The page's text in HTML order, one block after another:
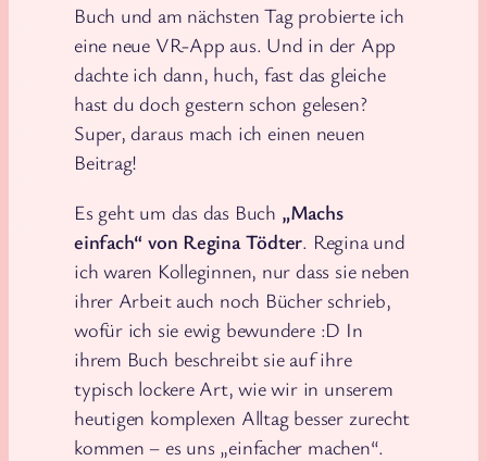
Buch und am nächsten Tag probierte ich
eine neue VR-App aus. Und in der App
dachte ich dann, huch, fast das gleiche
hast du doch gestern schon gelesen?
Super, daraus mach ich einen neuen
Beitrag!
Es geht um das das Buch „Machs
einfach“ von Regina Tödter. Regina und
ich waren Kolleginnen, nur dass sie neben
ihrer Arbeit auch noch Bücher schrieb,
wofür ich sie ewig bewundere :D In
ihrem Buch beschreibt sie auf ihre
typisch lockere Art, wie wir in unserem
heutigen komplexen Alltag besser zurecht
kommen – es uns „einfacher machen“.